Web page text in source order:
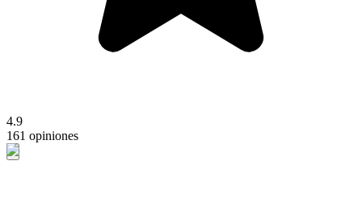
4.9
161 opiniones